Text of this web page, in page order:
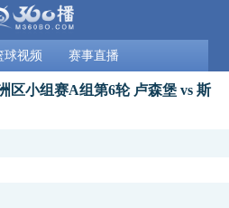
球视频 赛事直播
区小组赛A组第6轮 卢森堡 vs 斯